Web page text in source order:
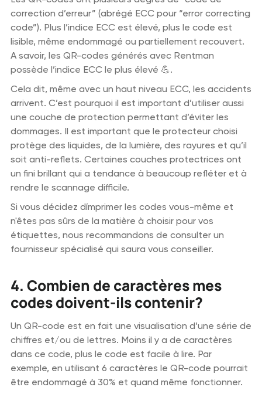
correction d’erreur” (abrégé ECC pour “error correcting
code”). Plus l’indice ECC est élevé, plus le code est
lisible, même endommagé ou partiellement recouvert.
A savoir, les QR-codes générés avec Rentman
possède l’indice ECC le plus élevé 💪.
Cela dit, même avec un haut niveau ECC, les accidents
arrivent. C’est pourquoi il est important d’utiliser aussi
une couche de protection permettant d’éviter les
dommages. Il est important que le protecteur choisi
protège des liquides, de la lumière, des rayures et qu’il
soit anti-reflets. Certaines couches protectrices ont
un fini brillant qui a tendance à beaucoup refléter et à
rendre le scannage difficile.
Si vous décidez dímprimer les codes vous-même et
n'êtes pas sûrs de la matière à choisir pour vos
étiquettes, nous recommandons de consulter un
fournisseur spécialisé qui saura vous conseiller.
4. Combien de caractères mes
codes doivent-ils contenir?
Un QR-code est en fait une visualisation d’une série de
chiffres et/ou de lettres. Moins il y a de caractères
dans ce code, plus le code est facile à lire. Par
exemple, en utilisant 6 caractères le QR-code pourrait
être endommagé à 30% et quand même fonctionner.